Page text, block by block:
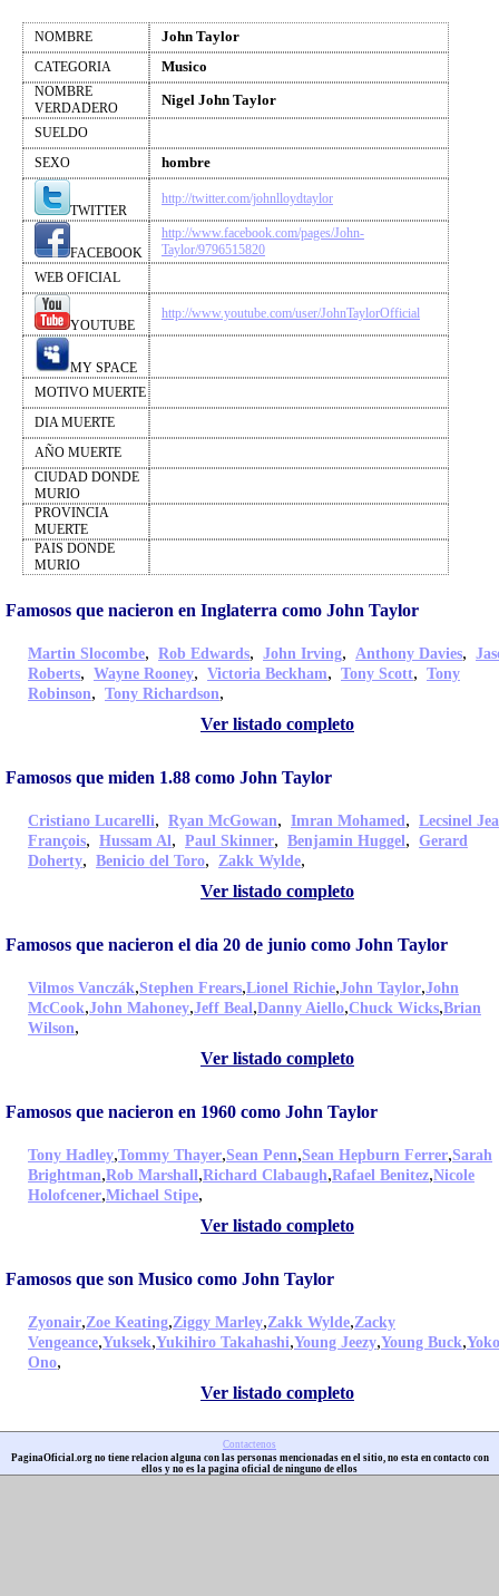
NOMBRE John Taylor
CATEGORIA Musico
NOMBRE
VERDADERO
Nigel John Taylor
SUELDO
SEXO
hombre
TWITTER
http://twitter.com/johnlloydtaylor
FACEBOOK
http://www.facebook.com/pages/John-
Taylor/9796515820
WEB OFICIAL
YOUTUBE
http://www.youtube.com/user/JohnTaylorOfficial
MY SPACE
MOTIVO MUERTE
DIA MUERTE
AÑO MUERTE
CIUDAD DONDE
MURIO
PROVINCIA
MUERTE
PAIS DONDE
MURIO
Famosos que nacieron en Inglaterra como John Taylor
Martin Slocombe, Rob Edwards, John Irving, Anthony Davies,
Roberts, Wayne Rooney, Victoria Beckham, Tony Scott, Tony
Robinson, Tony Richardson,
Ver listado completo
Famosos que miden 1.88 como John Taylor
Cristiano Lucarelli, Ryan McGowan, Imran Mohamed, Lecsinel
François, Hussam Al, Paul Skinner, Benjamin Huggel, Gerard
Doherty, Benicio del Toro, Zakk Wylde,
Ver listado completo
Famosos que nacieron el dia 20 de junio como John Taylor
Vilmos Vanczák,Stephen Frears,Lionel Richie,John Taylor,John
McCook,John Mahoney,Jeff Beal,Danny Aiello,Chuck Wicks,Brian
Wilson,
Ver listado completo
Famosos que nacieron en 1960 como John Taylor
Tony Hadley,Tommy Thayer,Sean Penn,Sean Hepburn Ferrer,Sarah
Brightman,Rob Marshall,Richard Clabaugh,Rafael Benitez,Nicole
Holofcener,Michael Stipe,
Ver listado completo
Famosos que son Musico como John Taylor
Zyonair,Zoe Keating,Ziggy Marley,Zakk Wylde,Zacky
Vengeance,Yuksek,Yukihiro Takahashi,Young Jeezy,Young Buck,Yoko
Ono,
Ver listado completo
Contactenos
PaginaOficial.org no tiene relacion alguna con las personas mencionadas en el sitio, no esta en contacto con
ellos y no es la pagina oficial de ninguno de ellos